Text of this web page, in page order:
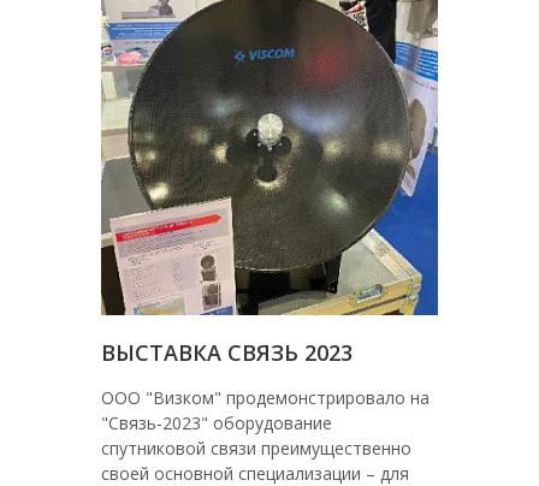
ВЫСТАВКА СВЯЗЬ 2023
ООО "Визком" продемонстрировало на
"Связь-2023" оборудование
спутниковой связи преимущественно
своей основной специализации – для